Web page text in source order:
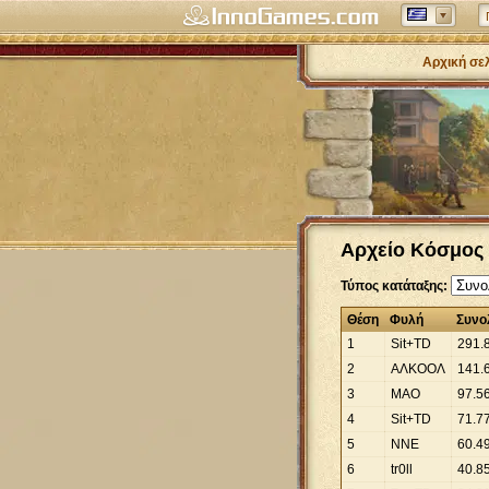
Αρχική
Αρχείο Κόσμος
Τύπος κατάταξης:
Θέση Φυλή
1
Sit+ΤD 291.
2
ΑΛΚΟΟΛ 141.
3
MAO 97.
4
Sit+TD 71.
5
NNE 60.
6
tr0ll 40.